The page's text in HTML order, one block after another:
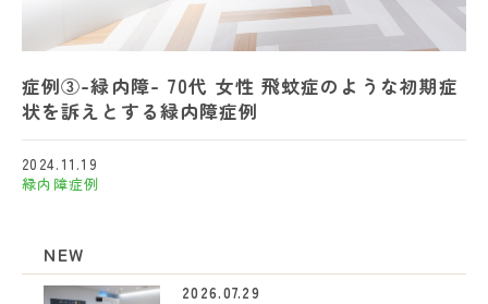
症例③-緑内障- 70代 女性 飛蚊症のような初期症
状を訴えとする緑内障症例
2024.11.19
緑内障症例
NEW
2026.07.29